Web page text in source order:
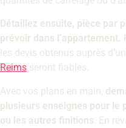
Détaillez ensuite, pièce par
prévoir dans l’appartement.
les devis obtenus auprès
Reims seront fiables.
Avec vos plans en main,
plusieurs enseignes pour le
ou les autres finitions . En